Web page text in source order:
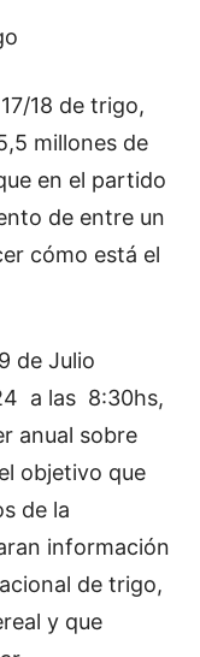
18 de trigo,
millones de
en el partido
de entre un
cómo está el
de Julio
a las 8:30hs,
anual sobre
objetivo que
de la
información
de trigo,
y que